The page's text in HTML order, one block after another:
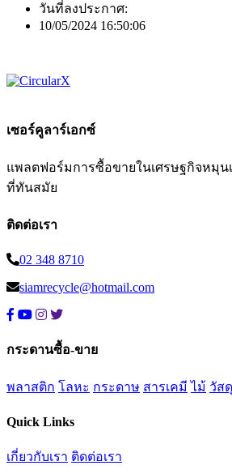
วันที่ลงประกาศ:
10/05/2024 16:50:06
เซอร์คูลาร์เอกซ์
แพลตฟอร์มการซื้อขายในเศรษฐกิจหมุน
ที่ทันสมัย
ติดต่อเรา
02 348 8710
siamrecycle@hotmail.com
กระดานซื้อ-ขาย
พลาสติก โลหะ กระดาษ สารเคมี ไม้ วัส
Quick Links
เกี่ยวกับเรา ติดต่อเรา